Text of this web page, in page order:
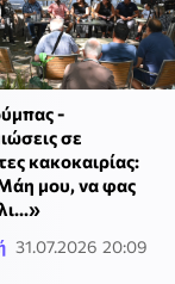
-
σε
κακοκαιρίας:
μου, να φας
31.07.2026 20:09